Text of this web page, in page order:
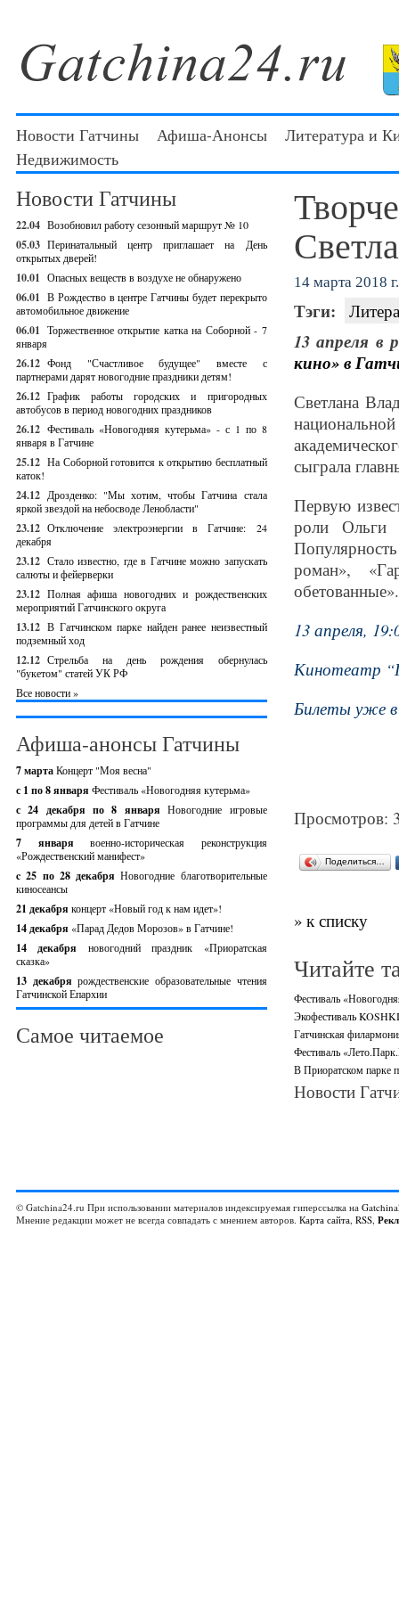
Новости Гатчины Афиша-Анонсы
Литература и
Недвижимость
Новости Гатчины
22.04 Возобновил работу сезонный маршрут № 10
05.03 Перинатальный центр приглашает на День
открытых дверей!
10.01 Опасных веществ в воздухе не обнаружено
06.01 В Рождество в центре Гатчины будет перекрыто
автомобильное движение
06.01 Торжественное открытие катка на Соборной - 7
января
26.12 Фонд "Счастливое будущее" вместе с
партнерами дарят новогодние праздники детям!
26.12 График работы городских и пригородных
автобусов в период новогодних праздников
26.12 Фестиваль «Новогодняя кутерьма» - с 1 по 8
января в Гатчине
25.12 На Соборной готовится к открытию бесплатный
каток!
24.12 Дрозденко: "Мы хотим, чтобы Гатчина стала
яркой звездой на небосводе Ленобласти"
23.12 Отключение электроэнергии в Гатчине: 24
декабря
23.12 Стало известно, где в Гатчине можно запускать
салюты и фейерверки
23.12 Полная афиша новогодних и рождественских
мероприятий Гатчинского округа
13.12 В Гатчинском парке найден ранее неизвестный
подземный ход
12.12 Стрельба на день рождения обернулась
"букетом" статей УК РФ
Все новости »
Афиша-анонсы Гатчины
7 мартаКонцерт "Моя весна"
с 1 по 8 января Фестиваль «Новогодняя кутерьма»
с 24 декабря по 8 январяНовогодние игровые
программы для детей в Гатчине
7 январявоенно-историческая реконструкция
«Рождественский манифест»
c 25 по 28 декабряНовогодние благотворительные
киносеансы
21 декабря концерт «Новый год к нам идет»!
14 декабря «Парад Дедов Морозов» в Гатчине!
14 декабря новогодний праздник «Приоратская
сказка»
13 декабрярождественские образовательные чтения
Гатчинской Епархии
Самое читаемое
14 марта 2018 г.
Тэги:
13 апреля в
кино» в
Светлана
сыграла
Первую
роли Ольги
роман»,
обетованные».
13 апреля,
Кинотеатр
Билеты уже
Просмотров:
Поделиться…
» к списку
Читайте
Фестиваль
Экофестиваль
Гатчинская
Фестиваль
В Приоратском парке
Новости
© Gatchina24.ru При использовании материалов индексируемая гиперссылка на
Мнение редакции может не всегда совпадать с мнением авторов. Карта сайта, RSS,